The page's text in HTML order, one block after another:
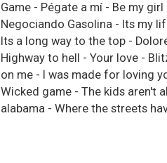
Game - Pégate a mí - Be my
Negociando Gasolina - Its my
Its a long way to the top -
Highway to hell - Your love -
on me - I was made for loving
Wicked game - The kids aren't
alabama - Where the streets